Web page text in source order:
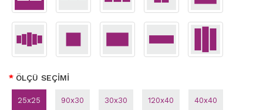
ÖLÇÜ SEÇİMİ
25x25 90x30 30x30 120x40 40x40